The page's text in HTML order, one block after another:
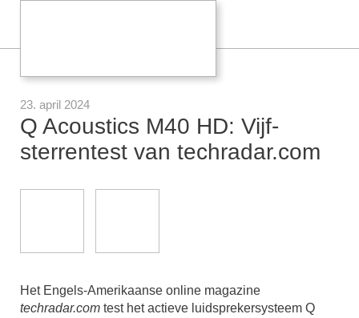
23. april 2024
Q Acoustics M40 HD: Vijf-
sterrentest van techradar.com
Het Engels-Amerikaanse online magazine
techradar.com test het actieve luidsprekersysteem Q